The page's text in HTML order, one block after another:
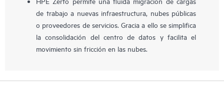
de trabajo a nuevas infraestructura, nubes públicas
o proveedores de servicios. Gracia a ello se simplifica
la consolidación del centro de datos y facilita el
movimiento sin fricción en las nubes.